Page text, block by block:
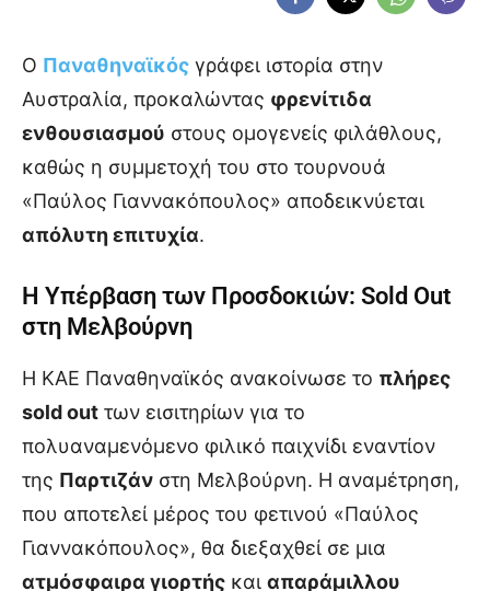
Ο Παναθηναϊκός γράφει ιστορία στην
Αυστραλία, προκαλώντας φρενίτιδα
ενθουσιασμού στους ομογενείς φιλάθλους,
καθώς η συμμετοχή του στο τουρνουά
«Παύλος Γιαννακόπουλος» αποδεικνύεται
απόλυτη επιτυχία.
Η Υπέρβαση των Προσδοκιών: Sold Out
στη Μελβούρνη
Η ΚΑΕ Παναθηναϊκός ανακοίνωσε το πλήρες
sold out των εισιτηρίων για το
πολυαναμενόμενο φιλικό παιχνίδι εναντίον
της Παρτιζάν στη Μελβούρνη. Η αναμέτρηση,
που αποτελεί μέρος του φετινού «Παύλος
Γιαννακόπουλος», θα διεξαχθεί σε μια
ατμόσφαιρα γιορτής και απαράμιλλου